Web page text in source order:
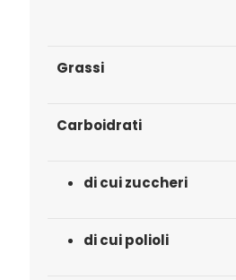
Grassi
Carboidrati
di cui zuccheri
di cui polioli